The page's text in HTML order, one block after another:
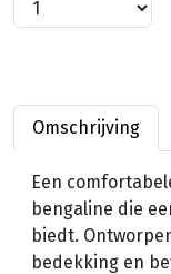
Omschrijving
Een
bengaline die
biedt.
bedekking en